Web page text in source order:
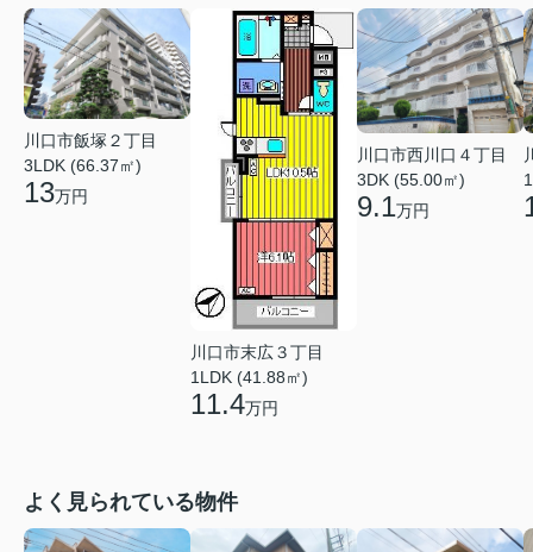
川口市飯塚２丁目
3LDK (66.37㎡)
13万円
川口市末広３丁目
1LDK (41.88㎡)
11.4万円
川口市西川口４丁目
3DK (55.00㎡)
9.1万円
よく見られている物件